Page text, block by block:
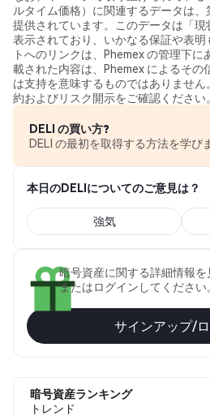
ルタイム価格）に関連するデータは
提供されています。このデータは「
表示されており、いかなる保証や表
トへのリンクは、Phemex の管理下
載された内容は、Phemex によるその
は支持を意味するものではありませ
約およびリスク開示をご確認ください。
DELI の買い方?
DELI の最初を取得する方法を学び
本日のDELIについてのご意見は？
強気
暗号資産に関する詳細情報
またはログインしてください。
サインアップ/
暗号資産ランキング
トレンド